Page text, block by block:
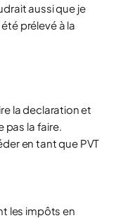
aussi que je
prélevé à la
la declaration et
pas la faire.
en tant que PVT
les impôts en